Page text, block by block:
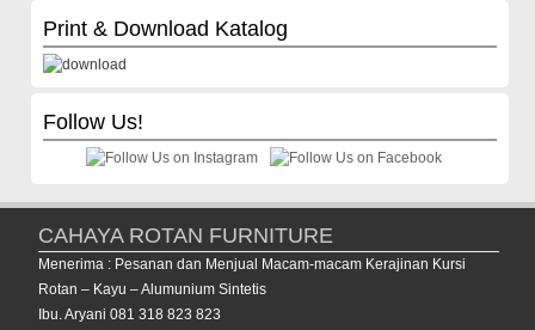
Print & Download Katalog
Follow Us!
CAHAYA ROTAN FURNITURE
Menerima : Pesanan dan Menjual Macam-macam Kerajinan Kursi
Rotan – Kayu – Alumunium Sintetis
Ibu. Aryani 081 318 823 823